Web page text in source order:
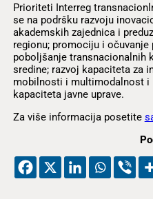
Prioriteti Interreg
se na podršku razvoju
akademskih zajednica i
regionu; promociju i
poboljšanje transnacionalnih
sredine; razvoj kapaciteta za
mobilnosti i multimodalnost i
kapaciteta javne uprave.
Za više informacija posetite